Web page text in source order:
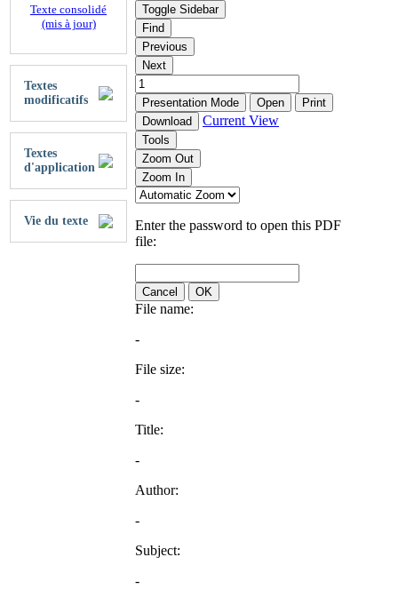
Texte consolidé
(mis à jour)
Textes
modificatifs
Textes
d'application
Vie du texte
Toggle Sidebar
Find
Previous
Next
Presentation Mode Open
Print
Download
Current View
Tools
Zoom Out
Zoom In
Enter the password to open this PDF
file:
Cancel OK
File name:
-
File size:
-
Title:
-
Author:
-
Subject:
-